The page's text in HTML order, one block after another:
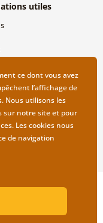
utiles
ligne créée par
ce dont vous avez
l’affichage de
Nous utilisons les
sur notre site et pour
Les cookies nous
de navigation